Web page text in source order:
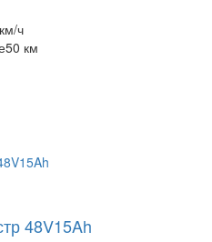
ч
50 км
48V15Ah